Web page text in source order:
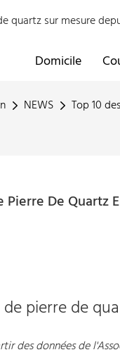
quartz sur mesure
Domicile
NEWS Top 10
Pierre De Quartz
pierre de
des données de